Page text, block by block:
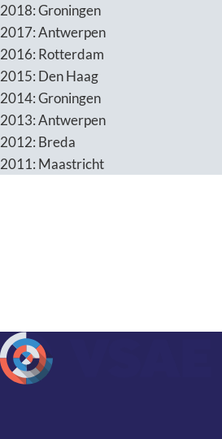
2018: Groningen
2017: Antwerpen
2016: Rotterdam
2015: Den Haag
2014: Groningen
2013: Antwerpen
2012: Breda
2011: Maastricht